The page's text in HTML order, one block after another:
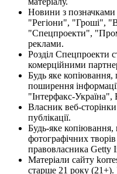
Новини з
"Регіони", "Гроші",
"Спецпроекти",
реклами.
Розділ Спецпроекти
комерційними
Будь яке копіювання,
поширення
"Інтерфакс-Україна",
Власник веб-
публікації.
Будь-яке копіювання,
фотографічних творів
правовласника Getty
Матеріали сайту
старше 21 року (21+).